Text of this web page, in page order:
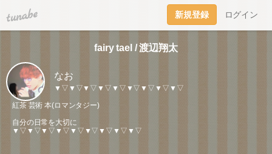
tuna.be 新規登録 ログイン
fairy tael / 渡辺翔太
なお
▼▽▼▽▼▽▼▽▼▽▼▽▼▽▼▽▼▽
紅茶 芸術 本(ロマンタジー)
自分の日常を大切に
▼▽▼▽▼▽▼▽▼▽▼▽▼▽▼▽▼▽